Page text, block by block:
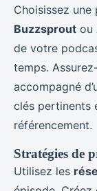
Choisissez une
Buzzsprout ou
de votre
temps.
accompagné
clés pertinents
référencement.
Stratégies de
Utilisez les